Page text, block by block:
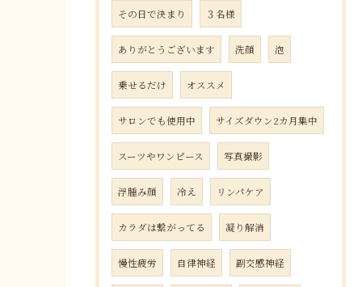
その日で決まり ３名様
ありがとうございます 洗顔 泡
乗せるだけ オススメ
サロンでも使用中 サイズダウン2カ月集中
スーツやワンピース 写真撮影
浮腫み顔 冷え リンパケア
カラダは繋がってる 凝り解消
慢性疲労 自律神経 副交感神経